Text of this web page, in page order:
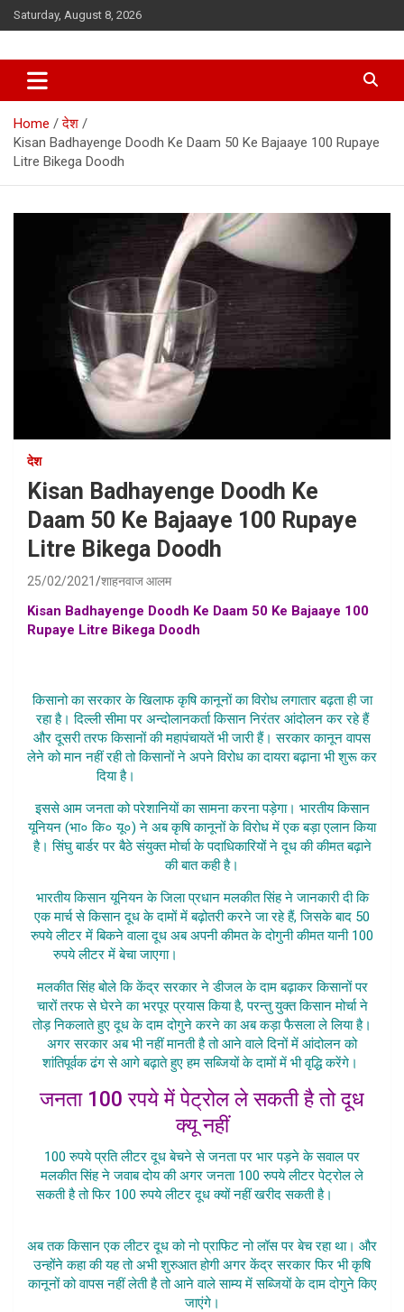
Skip
to
Saturday, August 8, 2026
Home
देश
Kisan Badhayenge Doodh Ke Daam 50 Ke Bajaaye 100 Rupaye
Litre Bikega Doodh
देश
Kisan Badhayenge Doodh Ke
Daam 50 Ke Bajaaye 100 Rupaye
Litre Bikega Doodh
25/02/2021 शाहनवाज आलम
Kisan Badhayenge Doodh Ke Daam 50 Ke Bajaaye 100
Rupaye Litre Bikega Doodh
किसानो का सरकार के खिलाफ कृषि कानूनों का विरोध लगातार बढ़ता ही जा
रहा है। दिल्ली सीमा पर अन्दोलानकर्ता किसान निरंतर आंदोलन कर रहे हैं
और दूसरी तरफ किसानों की महापंचायतें भी जारी हैं। सरकार कानून वापस
लेने को मान नहीं रही तो किसानों ने अपने विरोध का दायरा बढ़ाना भी शुरू कर
दिया है।
इससे आम जनता को परेशानियों का सामना करना पड़ेगा। भारतीय किसान
यूनियन (भा० कि० यू०) ने अब कृषि कानूनों के विरोध में एक बड़ा एलान किया
है। सिंघु बार्डर पर बैठे संयुक्त मोर्चा के पदाधिकारियों ने दूध की कीमत बढ़ाने
की बात कही है।
भारतीय किसान यूनियन के जिला प्रधान मलकीत सिंह ने जानकारी दी कि
एक मार्च से किसान दूध के दामों में बढ़ोतरी करने जा रहे हैं, जिसके बाद 50
रुपये लीटर में बिकने वाला दूध अब अपनी कीमत के दोगुनी कीमत यानी 100
रुपये लीटर में बेचा जाएगा।
मलकीत सिंह बोले कि केंद्र सरकार ने डीजल के दाम बढ़ाकर किसानों पर
चारों तरफ से घेरने का भरपूर प्रयास किया है, परन्तु युक्त किसान मोर्चा ने
तोड़ निकलाते हुए दूध के दाम दोगुने करने का अब कड़ा फैसला ले लिया है।
अगर सरकार अब भी नहीं मानती है तो आने वाले दिनों में आंदोलन को
शांतिपूर्वक ढंग से आगे बढ़ाते हुए हम सब्जियों के दामों में भी वृद्धि करेंगे।
जनता 100 रपये में पेट्रोल ले सकती है तो दूध
क्यू नहीं
100 रुपये प्रति लीटर दूध बेचने से जनता पर भार पड़ने के सवाल पर
मलकीत सिंह ने जवाब दोय की अगर जनता 100 रुपये लीटर पेट्रोल ले
सकती है तो फिर 100 रुपये लीटर दूध क्यों नहीं खरीद सकती है।
अब तक किसान एक लीटर दूध को नो प्राफिट नो लॉस पर बेच रहा था। और
उन्होंने कहा की यह तो अभी शुरुआत होगी अगर केंद्र सरकार फिर भी कृषि
कानूनों को वापस नहीं लेती है तो आने वाले साम्य में सब्जियों के दाम दोगुने किए
जाएंगे।